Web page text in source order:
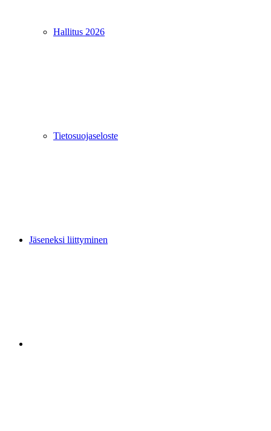
Hallitus 2026
Tietosuojaseloste
Jäseneksi liittyminen